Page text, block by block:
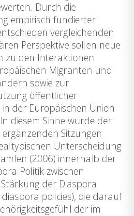
Durch die
empirisch fundierter
vergleichenden
Perspektive sollen neue
zu den Interaktionen
Migranten und
sowie zur
öffentlicher
der Europäischen Union
diesem Sinne wurde der
Sitzungen
Unterscheidung
(2006) innerhalb der
Politik zwischen
der Diaspora
policies), die darauf
der im